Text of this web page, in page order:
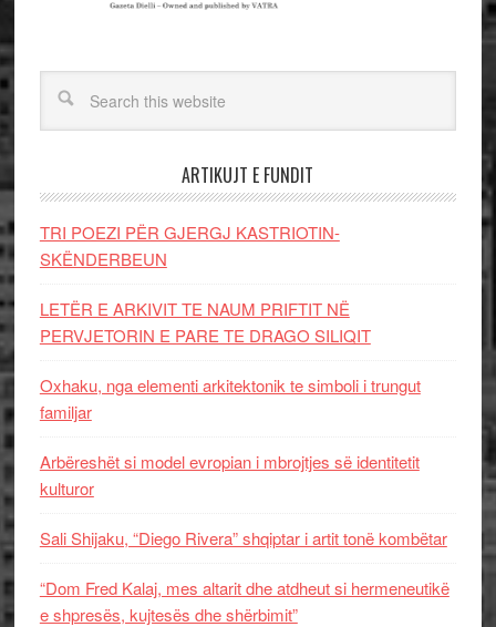
ARTIKUJT E FUNDIT
TRI POEZI PËR GJERGJ KASTRIOTIN-
SKËNDERBEUN
LETËR E ARKIVIT TE NAUM PRIFTIT NË
PERVJETORIN E PARE TE DRAGO SILIQIT
Oxhaku, nga elementi arkitektonik te simboli i trungut
familjar
Arbëreshët si model evropian i mbrojtjes së identitetit
kulturor
Sali Shijaku, “Diego Rivera” shqiptar i artit tonë kombëtar
“Dom Fred Kalaj, mes altarit dhe atdheut si hermeneutikë
e shpresës, kujtesës dhe shërbimit”